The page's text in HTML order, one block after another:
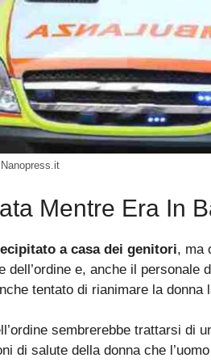
Mentre Era In
a casa dei genitori, ma
dell’ordine e, anche il personale
tentato di rianimare la
sembrerebbe trattarsi di
di salute della donna che